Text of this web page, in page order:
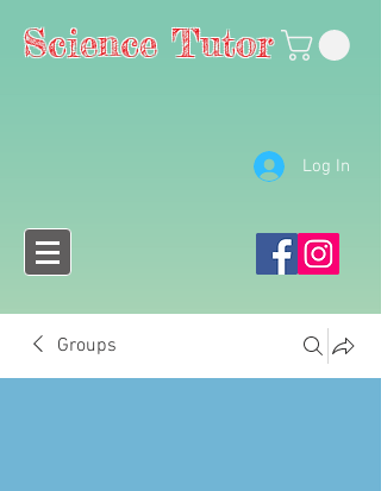
Science Tutor
Log In
Groups